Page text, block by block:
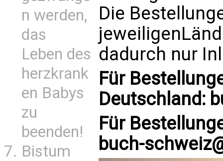
n werden,
das
Leben des
herzkrank
en Babys
zu
beenden!
Bistum
Die
dadurch nur
Für
Deutschland:
Für
buch-